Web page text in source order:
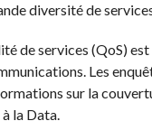
diversité de
de services (QoS)
Les
sur la
la Data.